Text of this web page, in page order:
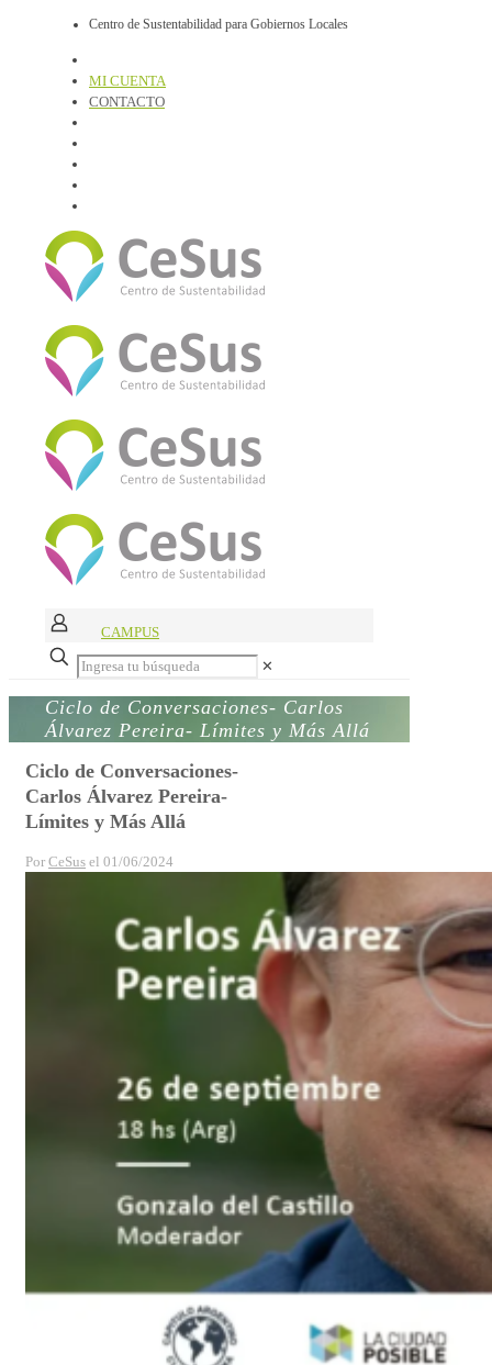
Centro de Sustentabilidad para Gobiernos Locales
MI CUENTA
CONTACTO
CAMPUS
✕
Ciclo de Conversaciones- Carlos
Álvarez Pereira- Límites y Más Allá
Ciclo de Conversaciones-
Carlos Álvarez Pereira-
Límites y Más Allá
Por CeSus el 01/06/2024